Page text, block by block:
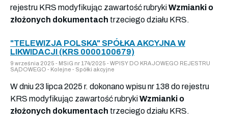
rejestru KRS modyfikując zawartość rubrykiWzmianki o
złożonych dokumentach trzeciego działu KRS.
"TELEWIZJA POLSKA" SPÓŁKA AKCYJNA W
LIKWIDACJI (KRS 0000100679)
9 września 2025 - MSiG nr 174/2025 - WPISY DO KRAJOWEGO REJESTRU
SĄDOWEGO - Kolejne - Spółki akcyjne
W dniu 23 lipca 2025 r. dokonano wpisu nr 138 do rejestru
KRS modyfikując zawartość rubrykiWzmianki o
złożonych dokumentach trzeciego działu KRS.